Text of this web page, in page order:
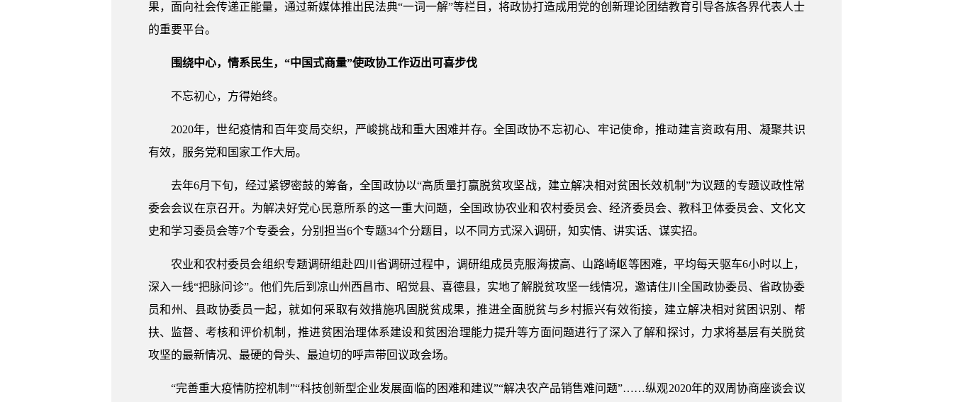
果，面向社会传递正能量，通过新媒体推出民法典“一词一解”等栏目，将政协打造成用党的创新理论团结教育引导各族各界代表人士
的重要平台。
围绕中心，情系民生，“中国式商量”使政协工作迈出可喜步伐
不忘初心，方得始终。
2020年，世纪疫情和百年变局交织，严峻挑战和重大困难并存。全国政协不忘初心、牢记使命，推动建言资政有用、凝聚共识
有效，服务党和国家工作大局。
去年6月下旬，经过紧锣密鼓的筹备，全国政协以“高质量打赢脱贫攻坚战，建立解决相对贫困长效机制”为议题的专题议政性常
委会会议在京召开。为解决好党心民意所系的这一重大问题，全国政协农业和农村委员会、经济委员会、教科卫体委员会、文化文
史和学习委员会等7个专委会，分别担当6个专题34个分题目，以不同方式深入调研，知实情、讲实话、谋实招。
农业和农村委员会组织专题调研组赴四川省调研过程中，调研组成员克服海拔高、山路崎岖等困难，平均每天驱车6小时以上，
深入一线“把脉问诊”。他们先后到凉山州西昌市、昭觉县、喜德县，实地了解脱贫攻坚一线情况，邀请住川全国政协委员、省政协委
员和州、县政协委员一起，就如何采取有效措施巩固脱贫成果，推进全面脱贫与乡村振兴有效衔接，建立解决相对贫困识别、帮
扶、监督、考核和评价机制，推进贫困治理体系建设和贫困治理能力提升等方面问题进行了深入了解和探讨，力求将基层有关脱贫
攻坚的最新情况、最硬的骨头、最迫切的呼声带回议政会场。
“完善重大疫情防控机制”“科技创新型企业发展面临的困难和建议”“解决农产品销售难问题”……纵观2020年的双周协商座谈会议